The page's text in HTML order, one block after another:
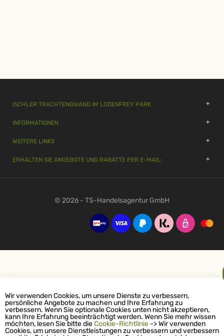
ISCHLER TRACHTENGWAND IM LODENFREY PARK
INFORMATIONEN
WEITERE LINKS
ERHALTEN SIE ANGEBOTE UND RABATTE PER E-MAIL:
© 2026 - TS-Handelsagentur GmbH
Wir verwenden Cookies, um unsere Dienste zu verbessern,
persönliche Angebote zu machen und Ihre Erfahrung zu
verbessern. Wenn Sie optionale Cookies unten nicht akzeptieren,
kann Ihre Erfahrung beeinträchtigt werden. Wenn Sie mehr wissen
möchten, lesen Sie bitte dieCookie-Richtlinie -> Wir verwenden
Cookies, um unsere Dienstleistungen zu verbessern und verbessern